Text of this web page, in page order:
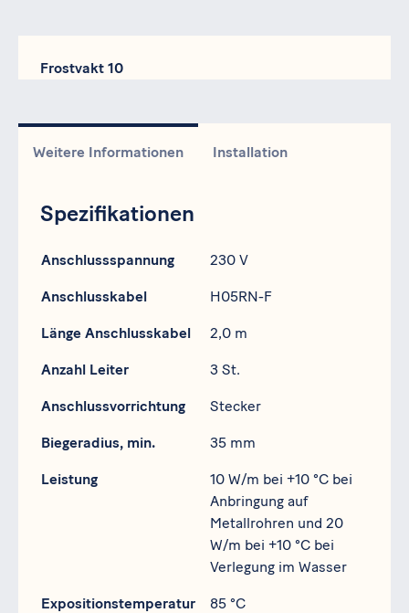
Frostvakt 10
Weitere Informationen Installation
Spezifikationen
Spezifikation
Anschlussspannung 230 V
Anschlusskabel H05RN-F
Länge Anschlusskabel 2,0 m
Anzahl Leiter 3 St.
Anschlussvorrichtung Stecker
Biegeradius, min. 35 mm
Leistung
10 W/m bei +10 °C bei
Anbringung auf
Metallrohren und 20
W/m bei +10 °C bei
Verlegung im Wasser
Expositionstemperatur
85 °C